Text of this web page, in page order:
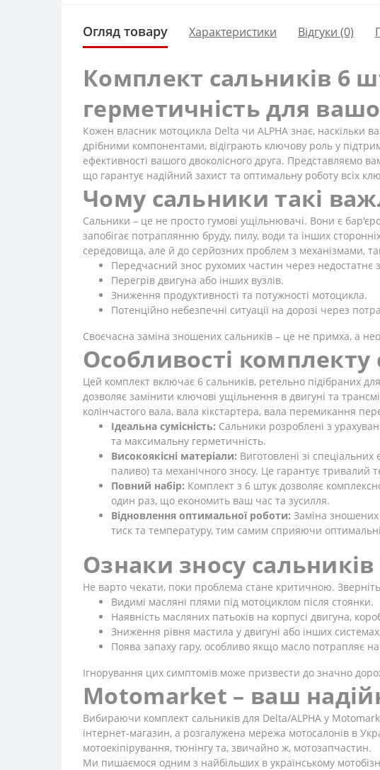
Огляд товару Характеристики Відгуки (0)
Комплект сальників 6
герметичність для
Кожен власник мотоцикла Delta чи ALPHA знає, наскільки
дрібними компонентами, відіграють ключову роль у
ефективності вашого двоколісного друга. Представляємо
що гарантує надійний захист та оптимальну роботу всіх
Чому сальники такі
Сальники – це не просто гумові ущільнювачі. Вони є
запобігає потраплянню бруду, пилу, води та інших
середовища, але й до серйозних проблем з механізмами,
Передчасний знос рухомих частин через недостатнє
Перегрів двигуна або інших вузлів.
Зниження продуктивності та потужності мотоцикла.
Потенційно небезпечні ситуації на дорозі через
Своєчасна заміна зношених сальників – це не примха, а
Особливості
Цей комплект включає 6 сальників, ретельно підібраних
дозволяє замінити ключові ущільнення в двигуні та
колінчастого вала, вала кікстартера, вала перемикання
Ідеальна сумісність: Сальники розроблені з
та максимальну герметичність.
Високоякісні матеріали: Виготовлені зі
паливо) та механічного зносу. Це гарантує тривалий
Повний набір: Комплект з 6 штук дозволяє
один раз, що економить ваш час та зусилля.
Відновлення оптимальної роботи: Заміна зношених
тиск та температуру, тим самим сприяючи
Ознаки зносу сальників
Не варто чекати, поки проблема стане критичною. Зверніть
Видимі масляні плями під мотоциклом після стоянки.
Наявність масляних патьоків на корпусі двигуна,
Зниження рівня мастила у двигуні або інших
Поява запаху гару, особливо якщо масло потрапляє
Ігнорування цих симптомів може призвести до значно
Motomarket – ваш
Вибираючи комплект сальників для Delta/ALPHA у
інтернет-магазин, а розгалужена мережа мотосалонів в
мотоекіпірування, тюнінгу та, звичайно ж, мотозапчастин.
Ми пишаємося одним з найбільших в українському